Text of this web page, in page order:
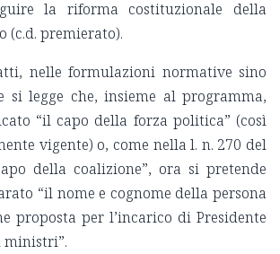
la riforma costituzionale della
(c.d. premierato).
nelle formulazioni normative sino
si legge che, insieme al programma,
“il capo della forza politica” (così
vigente) o, come nella l. n. 270 del
della coalizione”, ora si pretende
“il nome e cognome della persona
proposta per l’incarico di Presidente
ministri”.